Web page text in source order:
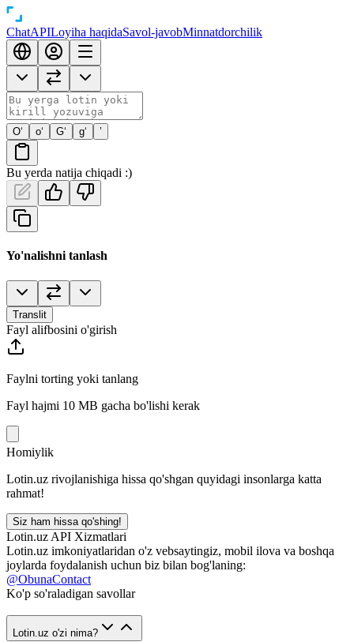
ChatAPILoyiha haqidaSavol-javobMinnatdorchilik
O‘ o‘ G‘ g‘ ’
Bu yerda natija chiqadi :)
Yo'nalishni tanlash
Translit
Fayl alifbosini o'girish
Faylni torting yoki tanlang
Fayl hajmi 10 MB gacha bo'lishi kerak
Homiylik
Lotin.uz rivojlanishiga hissa qo'shgan quyidagi insonlarga katta
rahmat!
Siz ham hissa qo'shing!
Lotin.uz API Xizmatlari
Lotin.uz imkoniyatlaridan o'z vebsaytingiz, mobil ilova va boshqa
joylarda foydalanish uchun biz bilan bog'laning:
@ObunaContact
Ko'p so'raladigan savollar
Lotin.uz o'zi nima?